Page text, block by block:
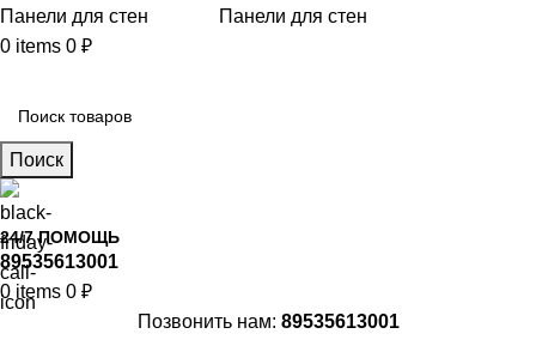
0 items 0 ₽
Поиск
24/7 ПОМОЩЬ
89535613001
0 items 0 ₽
Позвонить нам: 89535613001